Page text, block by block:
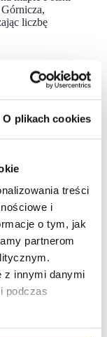
O plikach cookies
treści
i
o tym, jak
partnerom
z innymi danymi
podczas
liczbę
audio-
i inny sprzęt
fotograficzny
i sprzętu
w ponad
a także
on-line.